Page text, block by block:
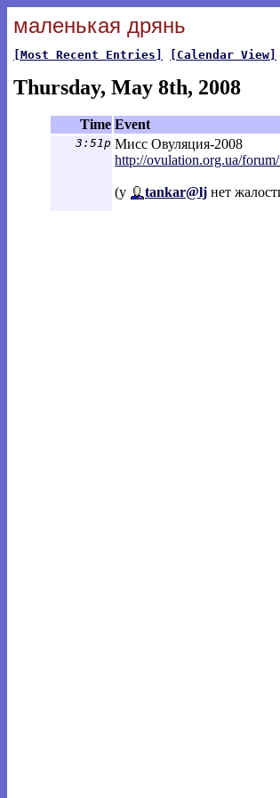
маленькая дрянь
[Most Recent Entries] [Calendar View]
Thursday, May 8th, 2008
Time Event
3:51p Мисс Овуляция-2008
http://ovulation.org.ua/
(у tankar@lj нет